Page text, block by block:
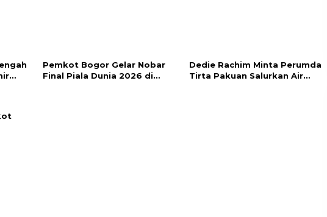
Pemkot Bogor Gelar Nobar
Final Piala Dunia 2026 di
Dedie Rachim Minta Perumda
Tirta Pakuan Salurkan Air